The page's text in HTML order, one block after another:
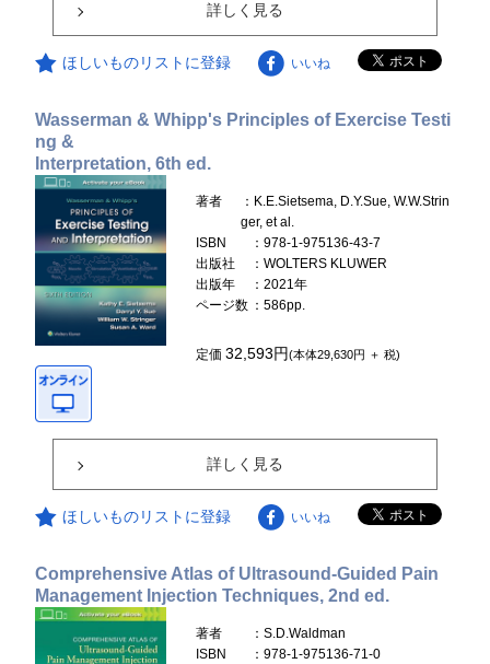
詳しく見る
ほしいものリストに登録 いいね
Wasserman & Whipp's Principles of Exercise Testi
ng &
Interpretation, 6th ed.
著者
：K.E.Sietsema, D.Y.Sue, W.W.Strin
ger, et al.
ISBN
：978-1-975136-43-7
出版社
：WOLTERS KLUWER
出版年
：2021年
ページ数 ：586pp.
定価32,593円(本体29,630円 ＋ 税)
詳しく見る
ほしいものリストに登録 いいね
Comprehensive Atlas of Ultrasound-Guided Pain
Management Injection Techniques, 2nd ed.
著者
：S.D.Waldman
ISBN
：978-1-975136-71-0